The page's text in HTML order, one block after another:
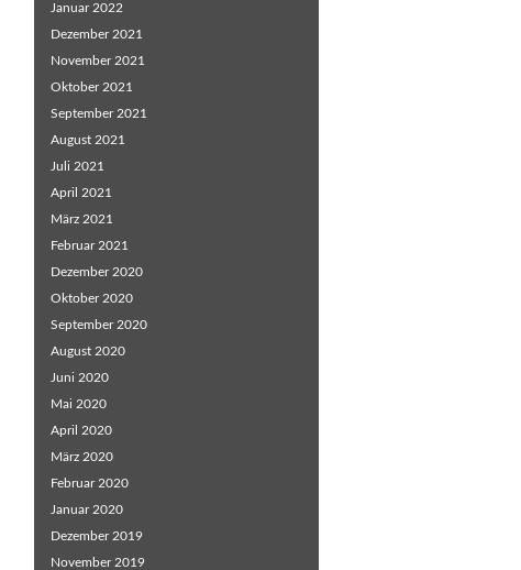
Januar 2022
Dezember 2021
November 2021
Oktober 2021
September 2021
August 2021
Juli 2021
April 2021
März 2021
Februar 2021
Dezember 2020
Oktober 2020
September 2020
August 2020
Juni 2020
Mai 2020
April 2020
März 2020
Februar 2020
Januar 2020
Dezember 2019
November 2019